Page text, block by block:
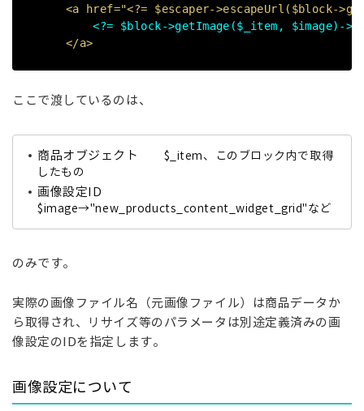
<a href="<?= $escaper->escapeUrl($block-
<?= $block->getImage($_item, $image)-
</a>
ここで渡しているのは、
商品オブジェクト $_item、このブロック内で取得
したもの
画像設定ID
$image→"new_products_content_widget_grid"など
のみです。
実際の画像ファイル名（元画像ファイル）は商品データか
ら取得され、リサイズ等のパラメータは別途定義済みの画
像設定のIDを指定します。
画像設定について